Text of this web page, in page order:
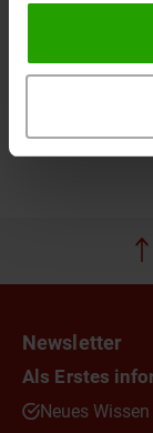
Moderatorin
Newsletter
Als Erstes
Neues